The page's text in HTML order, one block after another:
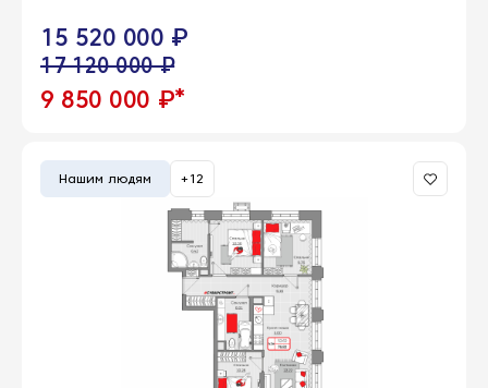
15 520 000 ₽
17 120 000 ₽
9 850 000 ₽*
Нашим людям +12